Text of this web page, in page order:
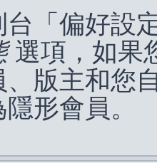
台「偏好設
選項，如果
、版主和您
形會員。